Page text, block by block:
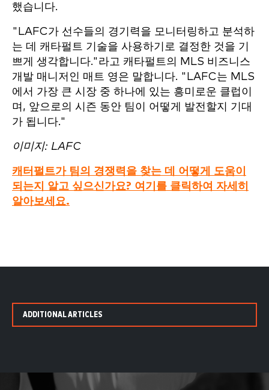
했습니다.
"LAFC가 선수들의 경기력을 모니터링하고 분석하
는 데 캐타펄트 기술을 사용하기로 결정한 것을 기
쁘게 생각합니다."라고 캐타펄트의 MLS 비즈니스
개발 매니저인 매트 영은 말합니다. "LAFC는 MLS
에서 가장 큰 시장 중 하나에 있는 흥미로운 클럽이
며, 앞으로의 시즌 동안 팀이 어떻게 발전할지 기대
가 됩니다."
이미지: LAFC
캐터펄트가 팀의 경쟁력을 찾는 데 어떻게 도움이
되는지 알고 싶으신가요? 여기를 클릭하여 자세히
알아보세요.
ADDITIONAL ARTICLES